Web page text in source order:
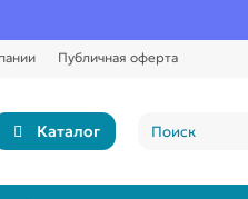
Публичная оферта
Каталог